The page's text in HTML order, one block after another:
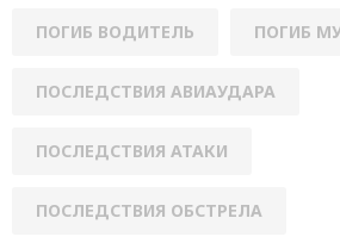
ПОГИБ ВОДИТЕЛЬ ПОГИБ
ПОСЛЕДСТВИЯ АВИАУДАРА
ПОСЛЕДСТВИЯ АТАКИ
ПОСЛЕДСТВИЯ ОБСТРЕЛА